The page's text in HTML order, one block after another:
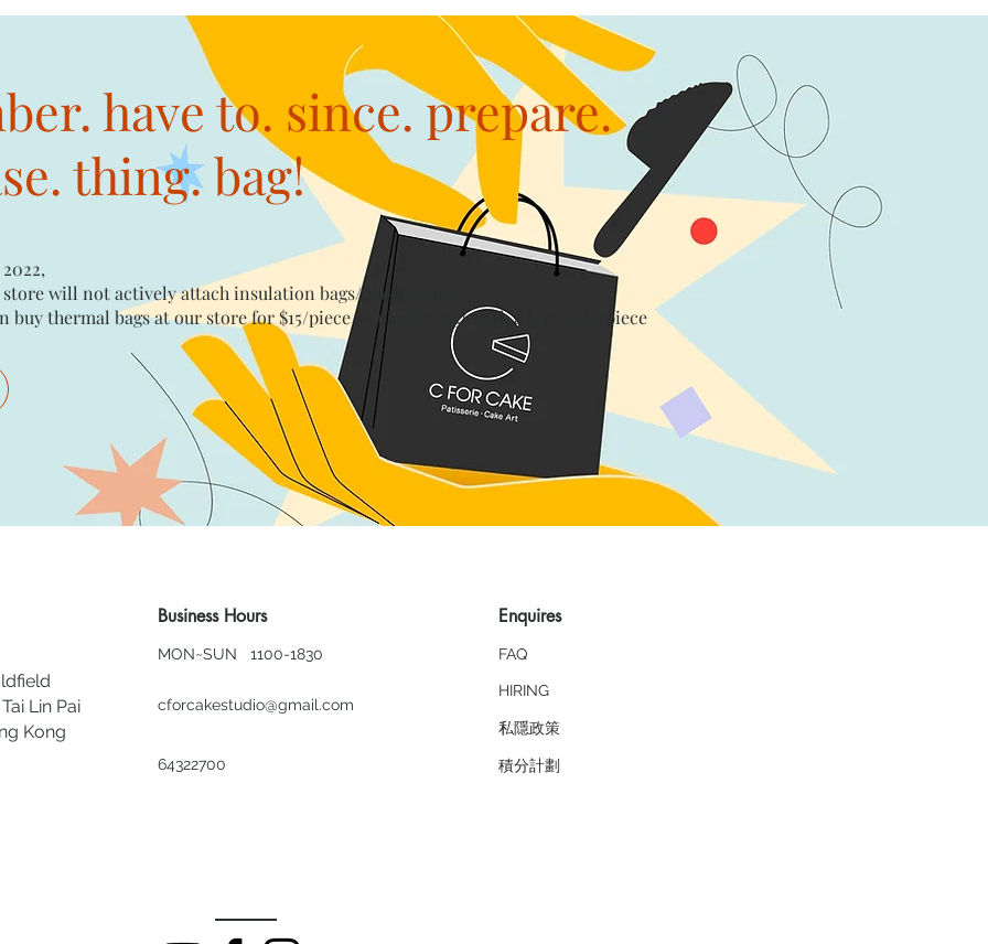
have to. since. prepare.
thing. bag!
will not actively attach insulation bags/plastic bags​
buy thermal bags at our store for $15/piece​ or plastic bags with a levy of $1/piece
Lin Pai
Kong
Business Hours
MON~SUN 1100-1830
cforcakestudio@gmail.com
64322700
Enquires
FAQ
HIRING
私隱政策
​積分計劃